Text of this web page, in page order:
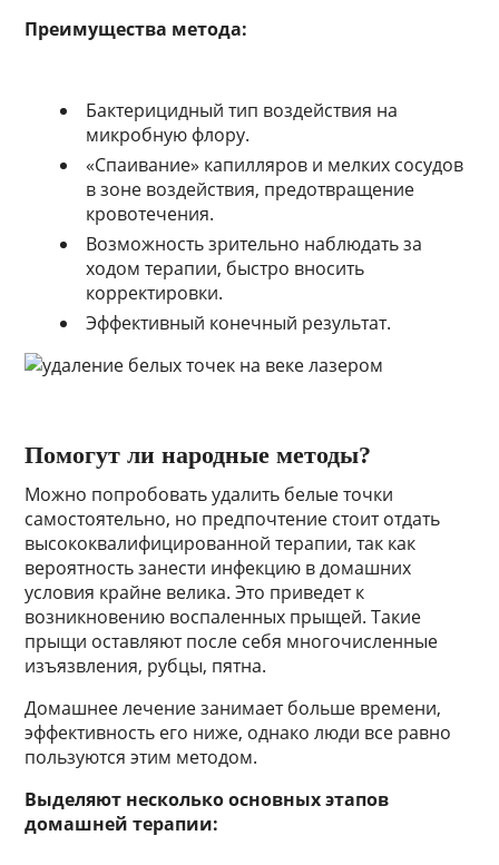
Преимущества метода:
Бактерицидный тип воздействия на
микробную флору.
«Спаивание» капилляров и мелких сосудов
в зоне воздействия, предотвращение
кровотечения.
Возможность зрительно наблюдать за
ходом терапии, быстро вносить
корректировки.
Эффективный конечный результат.
Помогут ли народные методы?
Можно попробовать удалить белые точки
самостоятельно, но предпочтение стоит отдать
высококвалифицированной терапии, так как
вероятность занести инфекцию в домашних
условия крайне велика. Это приведет к
возникновению воспаленных прыщей. Такие
прыщи оставляют после себя многочисленные
изъязвления, рубцы, пятна.
Домашнее лечение занимает больше времени,
эффективность его ниже, однако люди все равно
пользуются этим методом.
Выделяют несколько основных этапов
домашней терапии: